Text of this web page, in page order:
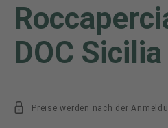
DOC Sicilia
Preise werden nach der